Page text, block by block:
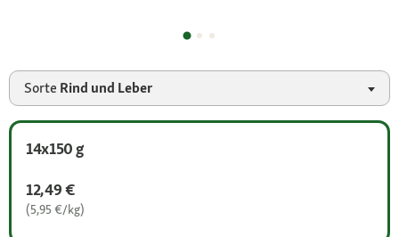
Sorte Rind und Leber
14x150 g
12,49 €
(5,95 €/kg)